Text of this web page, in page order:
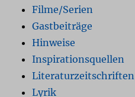
Filme/Serien
Gastbeiträge
Hinweise
Inspirationsquellen
Literaturzeitschriften
Lyrik